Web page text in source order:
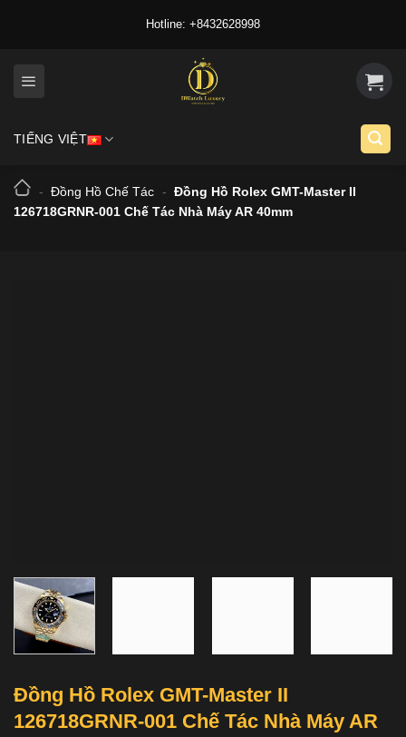
Hotline: +8432628998
TIẾNG VIỆT
- Đồng Hồ Chế Tác - Đồng Hồ Rolex GMT-Master II
126718GRNR-001 Chế Tác Nhà Máy AR 40mm
Đồng Hồ Rolex GMT-Master II
126718GRNR-001 Chế Tác Nhà Máy AR